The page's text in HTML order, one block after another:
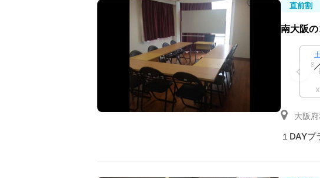
直前割
南大阪
8
x
大阪
１DAY